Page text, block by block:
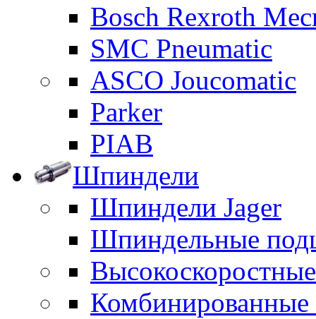
Bosch Rexroth
SMC Pneumatic
ASCO Joucomatic
Parker
PIAB
Шпиндели
Шпиндели Jager
Шпиндельные